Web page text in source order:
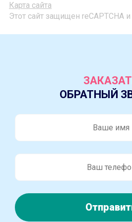
Карта сайта
Этот сайт защищен reCAPTCHA и
ОБРАТНЫЙ